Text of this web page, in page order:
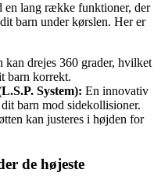
en lang række funktioner, der
barn under kørslen. Her er
kan drejes 360 grader, hvilket
barn korrekt.
System): En innovativ
barn mod sidekollisioner.
kan justeres i højden for
de højeste